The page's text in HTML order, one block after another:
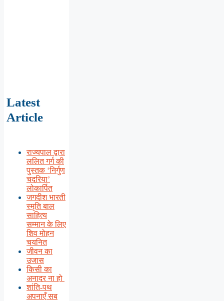
Latest
Article
राज्यपाल द्वारा
ललित गर्ग की
पुस्तक ‘निर्गुण
चदरिया’
लोकार्पित
जगदीश भारती
स्मृति बाल
साहित्य
सम्मान के लिए
शिव मोहन
चयनित
जीवन का
उजास
किसी का
अनादर ना हो
शांति-पथ
अपनाएँ सब